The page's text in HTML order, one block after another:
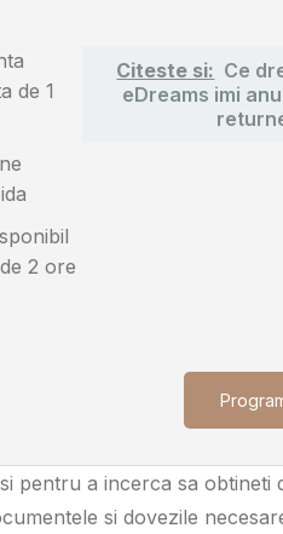
de 1
2 ore
Citeste si: Ce
eDreams imi
pentru a incerca sa
si dovezile